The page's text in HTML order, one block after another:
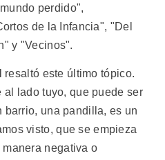
perdido",
de la Infancia", "Del
y "Vecinos".
este último tópico.
lado tuyo, que puede ser
barrio, una pandilla, es un
visto, que se empieza
negativa o